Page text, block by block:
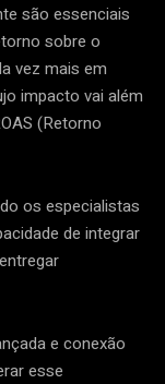
são essenciais
sobre o
vez mais em
impacto vai além
(Retorno
os especialistas
de integrar
e conexão
esse